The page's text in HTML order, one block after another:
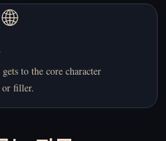
🌐
to the core character
or filler.